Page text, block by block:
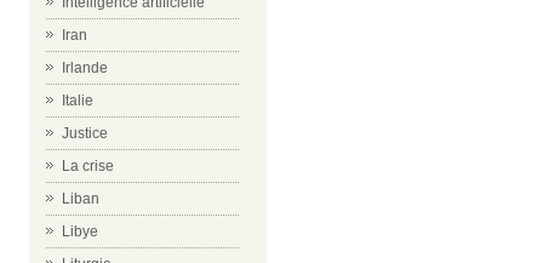
Iran
Irlande
Italie
Justice
La crise
Liban
Libye